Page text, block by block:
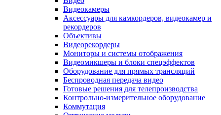
Видеокамеры
Аксессуары для камкордеров, видеокамер и
рекордеров
Объективы
Видеорекордеры
Мониторы и системы отображения
Видеомикшеры и блоки спецэффектов
Оборудование для прямых трансляций
Беспроводная передача видео
Готовые решения для телепроизводства
Контрольно-измерительное оборудование
Коммутация